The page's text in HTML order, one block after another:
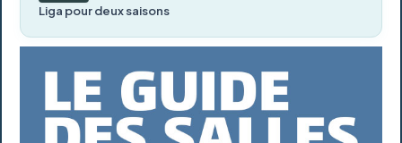
Liga pour deux saisons